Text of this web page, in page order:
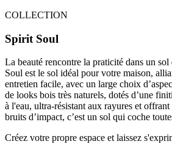
COLLECTION
Spirit Soul
La beauté rencontre la praticité dans un
Soul est le sol idéal pour votre maison,
entretien facile, avec un large choix
de looks bois très naturels, dotés d’une
à l'eau, ultra-résistant aux rayures et
bruits d’impact, c’est un sol qui coche
Créez votre propre espace et laissez